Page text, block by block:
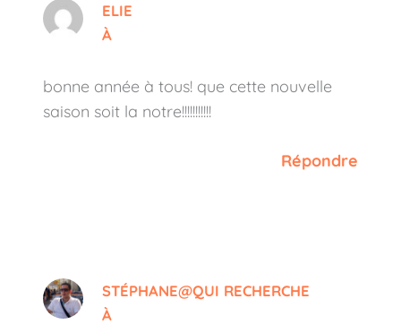
ELIE
À
bonne année à tous! que cette nouvelle
saison soit la notre!!!!!!!!!!!
Répondre
STÉPHANE@QUI RECHERCHE
À